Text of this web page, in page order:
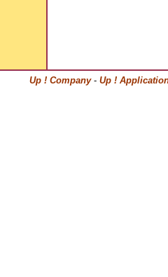
Up ! Company- Up !